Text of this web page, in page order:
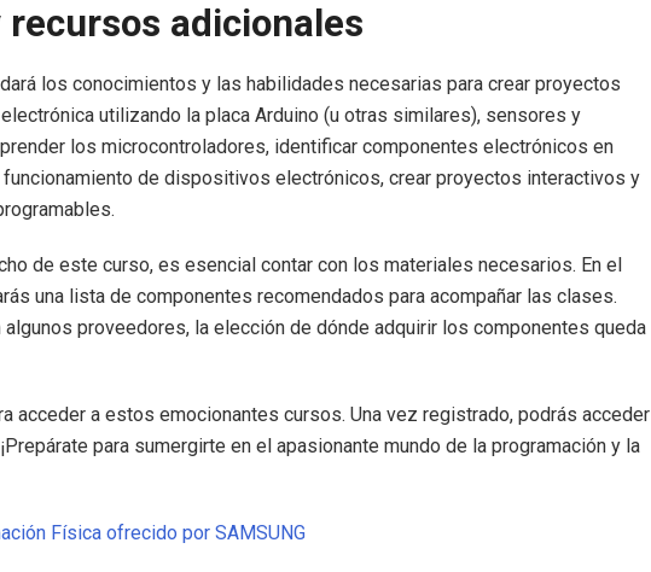
recursos adicionales
los conocimientos y las habilidades necesarias para crear proyectos
utilizando la placa Arduino (u otras similares), sensores y
los microcontroladores, identificar componentes electrónicos en
de dispositivos electrónicos, crear proyectos interactivos y
de este curso, es esencial contar con los materiales necesarios. En el
una lista de componentes recomendados para acompañar las clases.
algunos proveedores, la elección de dónde adquirir los componentes queda
acceder a estos emocionantes cursos. Una vez registrado, podrás acceder
para sumergirte en el apasionante mundo de la programación y la
Física ofrecido por SAMSUNG